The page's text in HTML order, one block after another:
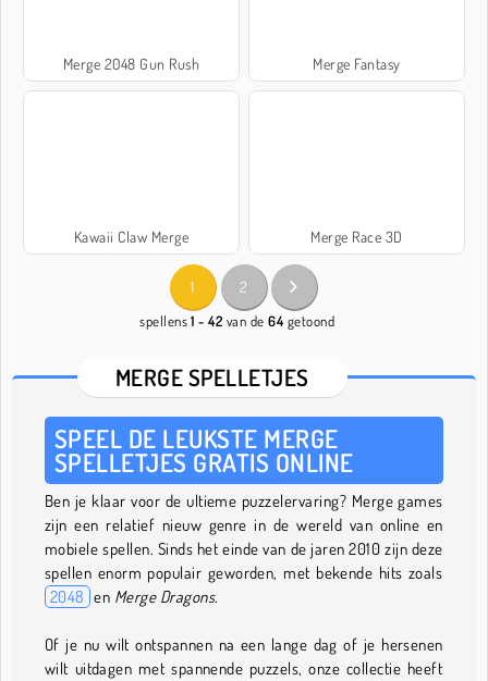
Merge 2048 Gun Rush Merge Fantasy
Kawaii Claw Merge Merge Race 3D
1 2
spellens1 - 42 van de64 getoond
MERGE SPELLETJES
SPEEL DE LEUKSTE MERGE
SPELLETJES GRATIS ONLINE
Ben je klaar voor de ultieme puzzelervaring? Merge games
zijn een relatief nieuw genre in de wereld van online en
mobiele spellen. Sinds het einde van de jaren 2010 zijn deze
spellen enorm populair geworden, met bekende hits zoals
2048 en Merge Dragons.
Of je nu wilt ontspannen na een lange dag of je hersenen
wilt uitdagen met spannende puzzels, onze collectie heeft